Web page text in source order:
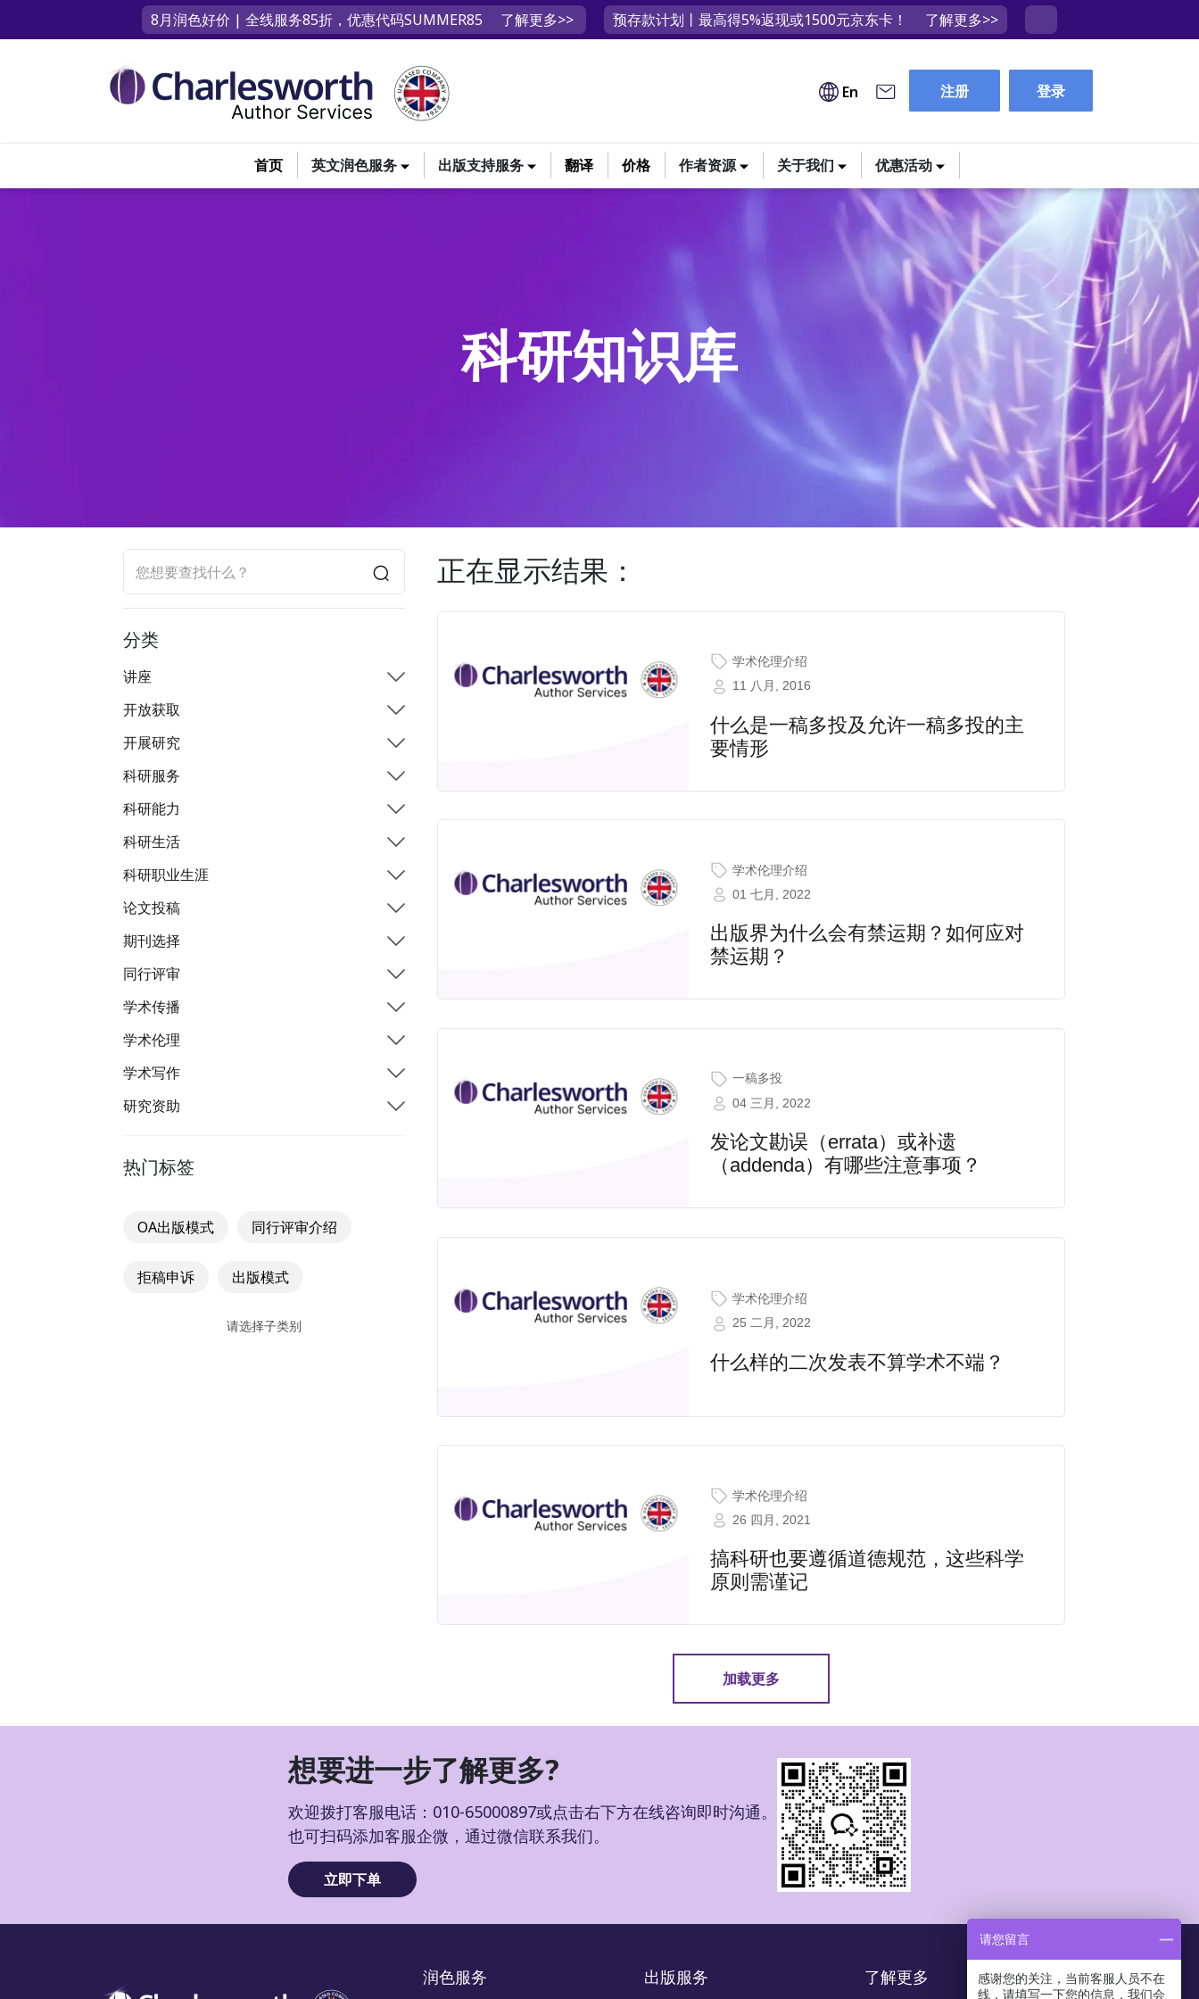
8月润色好价 | 全线服务85折，优惠代码SUMMER85 了解更多>> 预存款计划丨最高得5%返现或1500元京东卡！ 了解更多>>
En 注册 登录
首页 英文润色服务 出版支持服务 翻译 价格 作者资源 关于我们 优惠活动
科研知识库
分类
讲座
开放获取
开展研究
科研服务
科研能力
科研生活
科研职业生涯
论文投稿
期刊选择
同行评审
学术传播
学术伦理
学术写作
研究资助
热门标签
OA出版模式 同行评审介绍
拒稿申诉 出版模式
请选择子类别
正在显示结果：
学术伦理介绍
11 八月, 2016
什么是一稿多投及允许一稿多投的主
要情形
学术伦理介绍
01 七月, 2022
出版界为什么会有禁运期？如何应对
禁运期？
一稿多投
04 三月, 2022
发论文勘误（errata）或补遗
（addenda）有哪些注意事项？
学术伦理介绍
25 二月, 2022
什么样的二次发表不算学术不端？
学术伦理介绍
26 四月, 2021
搞科研也要遵循道德规范，这些科学
原则需谨记
加载更多
想要进一步了解更多?
欢迎拨打客服电话：010-65000897或点击右下方在线咨询即时沟通。
也可扫码添加客服企微，通过微信联系我们。
立即下单
润色服务 出版服务 了解更多
请您留言
感谢您的关注，当前客服人员不在
线，请填写一下您的信息，我们会